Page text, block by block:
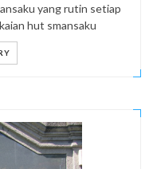
yang rutin setiap
hut smansaku